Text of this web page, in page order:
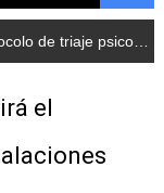
atención a
recorre las
una jornada
de electrónica
para atender a rescatistas
el